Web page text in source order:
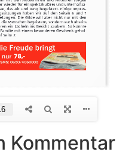
Kommentar